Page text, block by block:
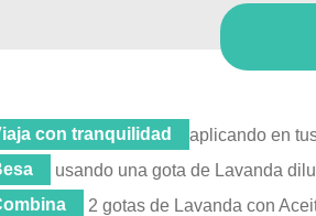
con tranquilidad
aplicando en
usando una gota de Lavanda
2 gotas de Lavanda con